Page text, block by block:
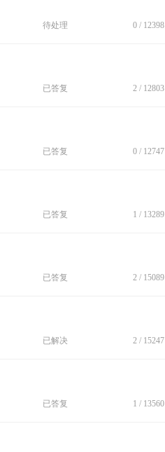
待处理 0 / 12398
已答复 2 / 12803
已答复 0 / 12747
已答复 1 / 13289
已答复 2 / 15089
已解决 2 / 15247
已答复 1 / 13560